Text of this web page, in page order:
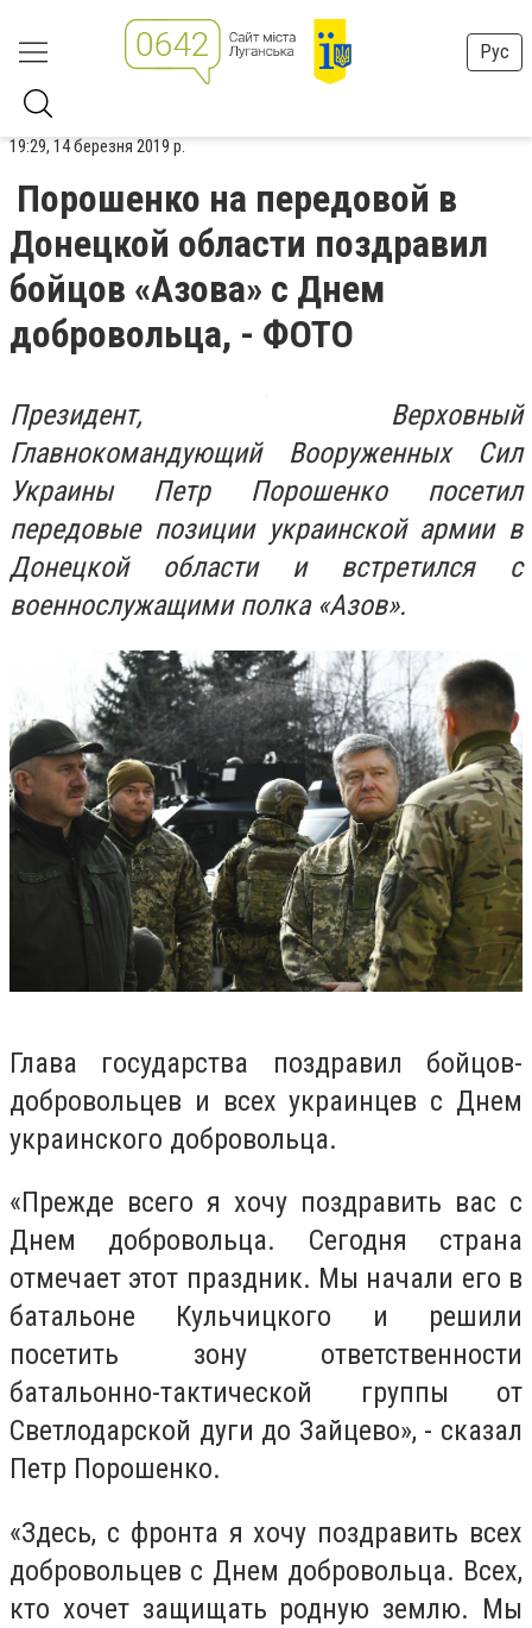
Рус
19:29, 14 березня 2019 р.
Порошенко на передовой в
Донецкой области поздравил
бойцов «Азова» с Днем
добровольца, - ФОТО
Президент, Верховный
Главнокомандующий Вооруженных Сил
Украины Петр Порошенко посетил
передовые позиции украинской армии в
Донецкой области и встретился с
военнослужащими полка «Азов».
Глава государства поздравил бойцов-
добровольцев и всех украинцев с Днем
украинского добровольца.
«Прежде всего я хочу поздравить вас с
Днем добровольца. Сегодня страна
отмечает этот праздник. Мы начали его в
батальоне Кульчицкого и решили
посетить зону ответственности
батальонно-тактической группы от
Светлодарской дуги до Зайцево», - сказал
Петр Порошенко.
«Здесь, с фронта я хочу поздравить всех
добровольцев с Днем добровольца. Всех,
кто хочет защищать родную землю. Мы